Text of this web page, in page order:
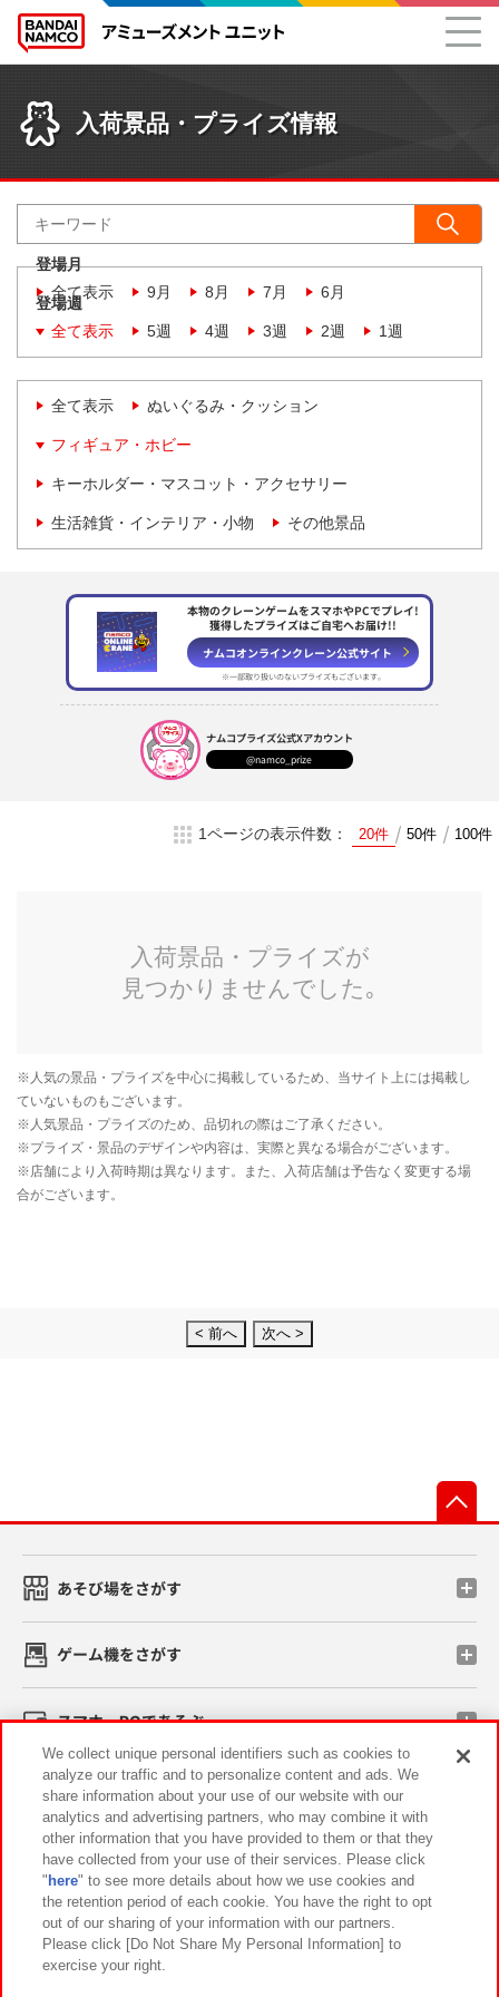
入荷景品・プライズ情報
登場月
全て表示
9月 8月 7月 6月
登場週
全て表示
5週 4週 3週 2週 1週
全て表示 ぬいぐるみ・クッション
フィギュア・ホビー
キーホルダー・マスコット・アクセサリー
生活雑貨・インテリア・小物 その他景品
本物のクレーンゲームをスマホやPCでプレイ!
獲得したプライズはご自宅へお届け!!
ナムコオンラインクレーン公式サイト
※一部取り扱いのないプライズもございます。
ナムコプライズ公式Xアカウント
@namco_prize
1ページの表示件数： 20件 50件 100件
< 前へ 次へ >
あそび場をさがす
ゲーム機をさがす
スマホ・PCであそぶ
イベント・キャンペーン
関連会社 サステナビリティ サイトポリシー
プライバシーポリシー ウェブアクセシビリティ方針と検証結果
お取引先さまとともに
We collect unique personal identifiers such as cookies to
analyze our traffic and to personalize content and ads. We
share information about your use of our website with our
analytics and advertising partners, who may combine it with
other information that you have provided to them or that they
have collected from your use of their services. Please click
" here" to see more details about how we use cookies and
the retention period of each cookie. You have the right to opt
out of our sharing of your information with our partners.
Please click [Do Not Share My Personal Information] to
exercise your right.